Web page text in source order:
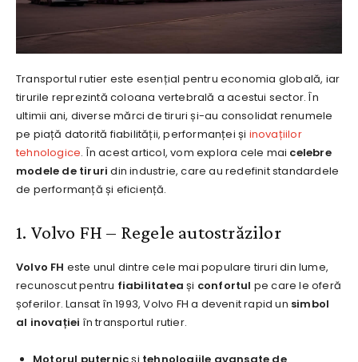
Transportul rutier este esențial pentru economia globală, iar
tirurile reprezintă coloana vertebrală a acestui sector. În
ultimii ani, diverse mărci de tiruri și-au consolidat renumele
pe piață datorită fiabilității, performanței și inovațiilor
tehnologice. În acest articol, vom explora cele mai celebre
modele de tiruri din industrie, care au redefinit standardele
de performanță și eficiență.
1. Volvo FH – Regele autostrăzilor
Volvo FH este unul dintre cele mai populare tiruri din lume,
recunoscut pentru fiabilitatea și confortul pe care le oferă
șoferilor. Lansat în 1993, Volvo FH a devenit rapid un simbol
al inovației în transportul rutier.
Motorul puternicși tehnologiile avansate de